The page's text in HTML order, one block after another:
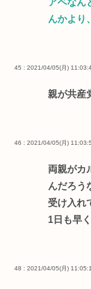
アベなん
んかより
45 : 2021/04/05(月)
親が共産
46 : 2021/04/05(月)
両親がカ
んだろう
受け入れ
1日も早
48 : 2021/04/05(月)